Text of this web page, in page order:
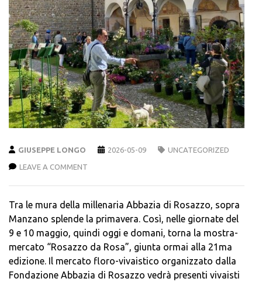
GIUSEPPE LONGO 2026-05-09 UNCATEGORIZED
LEAVE A COMMENT
Tra le mura della millenaria Abbazia di Rosazzo, sopra
Manzano splende la primavera. Così, nelle giornate del
9 e 10 maggio, quindi oggi e domani, torna la mostra-
mercato “Rosazzo da Rosa”, giunta ormai alla 21ma
edizione. Il mercato floro-vivaistico organizzato dalla
Fondazione Abbazia di Rosazzo vedrà presenti vivaisti